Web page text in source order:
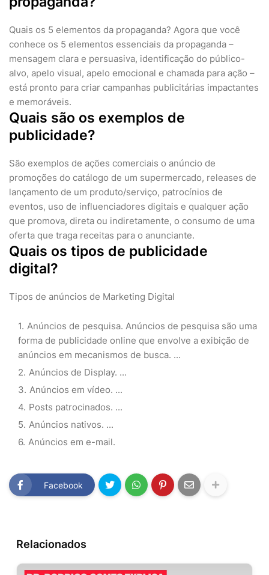
Quais os 5 elementos da propaganda? Agora que você
conhece os 5 elementos essenciais da propaganda –
mensagem clara e persuasiva, identificação do público-
alvo, apelo visual, apelo emocional e chamada para ação –
está pronto para criar campanhas publicitárias impactantes
e memoráveis.
Quais são os exemplos de
publicidade?
São exemplos de ações comerciais o anúncio de
promoções do catálogo de um supermercado, releases de
lançamento de um produto/serviço, patrocínios de
eventos, uso de influenciadores digitais e qualquer ação
que promova, direta ou indiretamente, o consumo de uma
oferta que traga receitas para o anunciante.
Quais os tipos de publicidade
digital?
Tipos de anúncios de Marketing Digital
Anúncios de pesquisa. Anúncios de pesquisa são uma
forma de publicidade online que envolve a exibição de
anúncios em mecanismos de busca. ...
Anúncios de Display. ...
Anúncios em vídeo. ...
Posts patrocinados. ...
Anúncios nativos. ...
Anúncios em e-mail.
Facebook
Relacionados